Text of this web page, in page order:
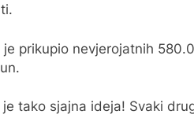
prikupio nevjerojatnih
je tako sjajna ideja! Svaki